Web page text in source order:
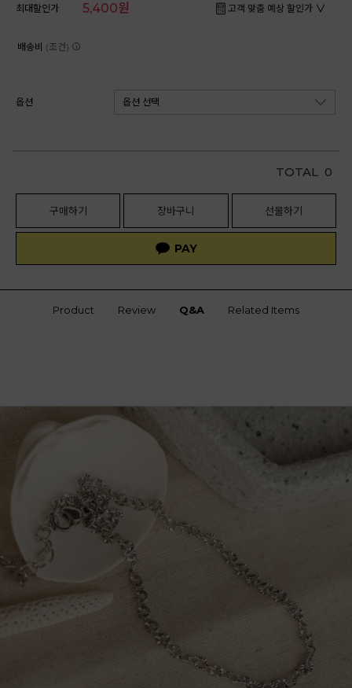
최대할인가 5,400원 고객 맞춤 예상 할인가
배송비 (조건)
옵션
TOTAL 0
구매하기 장바구니 선물하기
Product Review Q&A Related Items